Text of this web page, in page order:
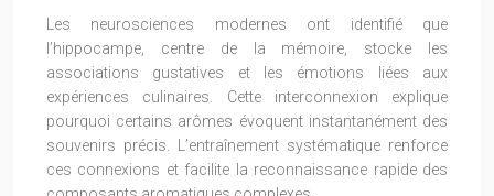
Les neurosciences modernes ont identifié que
l’hippocampe, centre de la mémoire, stocke les
associations gustatives et les émotions liées aux
expériences culinaires. Cette interconnexion explique
pourquoi certains arômes évoquent instantanément des
souvenirs précis. L’entraînement systématique renforce
ces connexions et facilite la reconnaissance rapide des